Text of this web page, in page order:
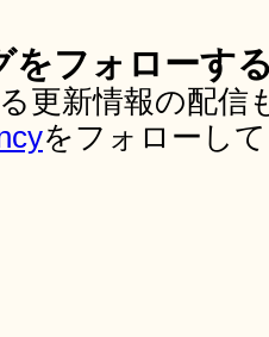
をフォローす
更新情報の配
をフォローし